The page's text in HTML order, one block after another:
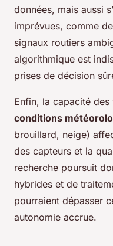
données, mais aussi
imprévues, comme
signaux routiers
algorithmique est
prises de décision
Enfin, la capacité
conditions
brouillard, neige)
des capteurs et la
recherche poursuit
hybrides et de
pourraient dépasser
autonomie accrue.